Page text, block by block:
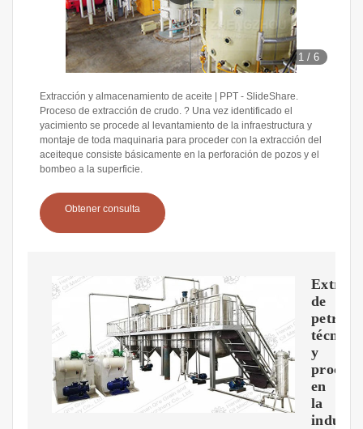
1 /6
Extracción y almacenamiento de aceite | PPT - SlideShare.
Proceso de extracción de crudo. ? Una vez identificado el
yacimiento se procede al levantamiento de la infraestructura y
montaje de toda maquinaria para proceder con la extracción del
aceiteque consiste básicamente en la perforación de pozos y el
bombeo a la superficie.
Obtener consulta
de
técnicas
y
en
la